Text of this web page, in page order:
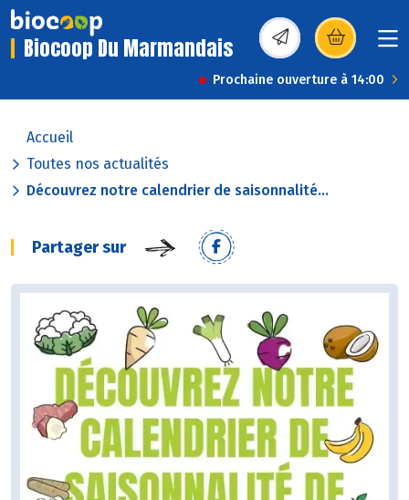
Biocoop Du Marmandais (s’ouvre dans une
Prochaine ouverture à 14:00
Accueil
Toutes nos actualités
Découvrez notre calendrier de saisonnalité...
Partager sur